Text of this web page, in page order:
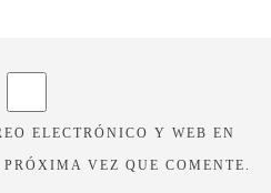
ELECTRÓNICO Y WEB EN
VEZ QUE COMENTE.